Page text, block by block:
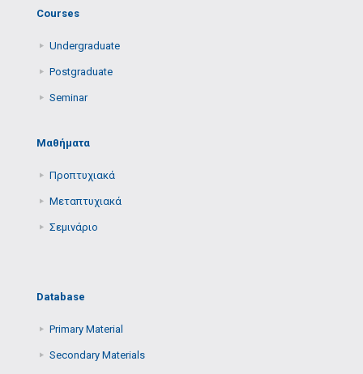
Courses
Undergraduate
Postgraduate
Seminar
Μαθήματα
Προπτυχιακά
Μεταπτυχιακά
Σεμινάριο
Database
Primary Μaterial
Secondary Μaterials